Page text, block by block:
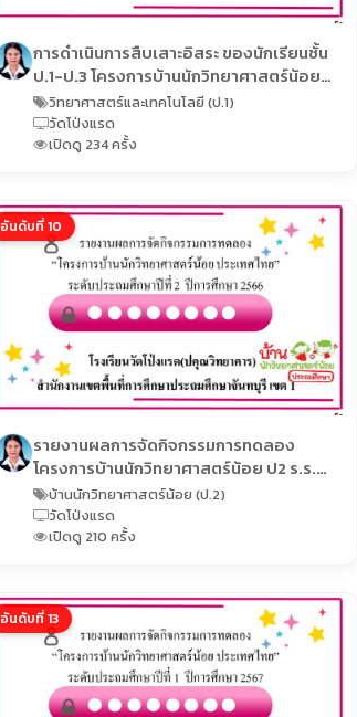
การดำเนินการสืบเสาะอิสระ ของนักเรียนชั้น
ป.1-ป.3 โครงการบ้านนักวิทยาศาสตร์น้อย
ประเทศไทย ระดับประถมศึกษา ปีการศึกษา
2567
วิทยาศาสตร์และเทคโนโลยี (ป.1)
วัดโป่งแรด
เปิดดู 234 ครั้ง
อันดับที่ 10
รายงานผลการจัดกิจกรรมการทดลอง
โครงการบ้านนักวิทยาศาสตร์น้อย ป2 ร.ร.
วัดโป่งแรด
บ้านนักวิทยาศาสตร์น้อย (ป.2)
วัดโป่งแรด
เปิดดู 210 ครั้ง
อันดับที่ 13